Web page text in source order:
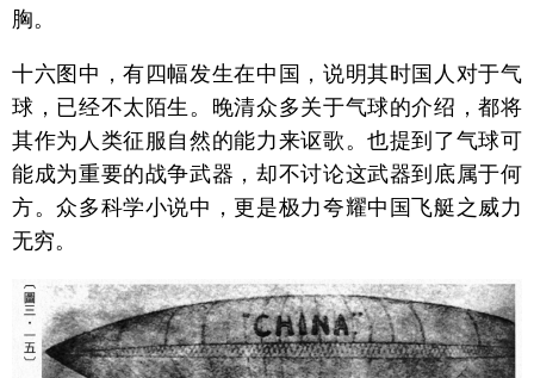
胸。
十六图中，有四幅发生在中国，说明其时国人对于气
球，已经不太陌生。晚清众多关于气球的介绍，都将
其作为人类征服自然的能力来讴歌。也提到了气球可
能成为重要的战争武器，却不讨论这武器到底属于何
方。众多科学小说中，更是极力夸耀中国飞艇之威力
无穷。